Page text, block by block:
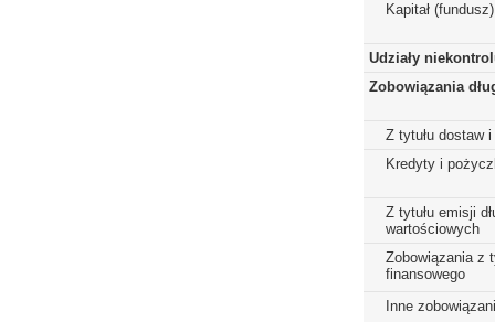
Kapitał
Udziały
Zobowiązania
Z tytułu dostaw i
Kredyty i
Z tytułu emisji
wartościowych
Zobowiązania z
finansowego
Inne